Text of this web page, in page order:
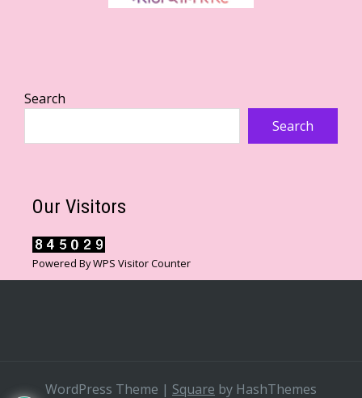
Search
Search
Our Visitors
Powered ByWPS Visitor Counter
WordPress Theme | Square by HashThemes